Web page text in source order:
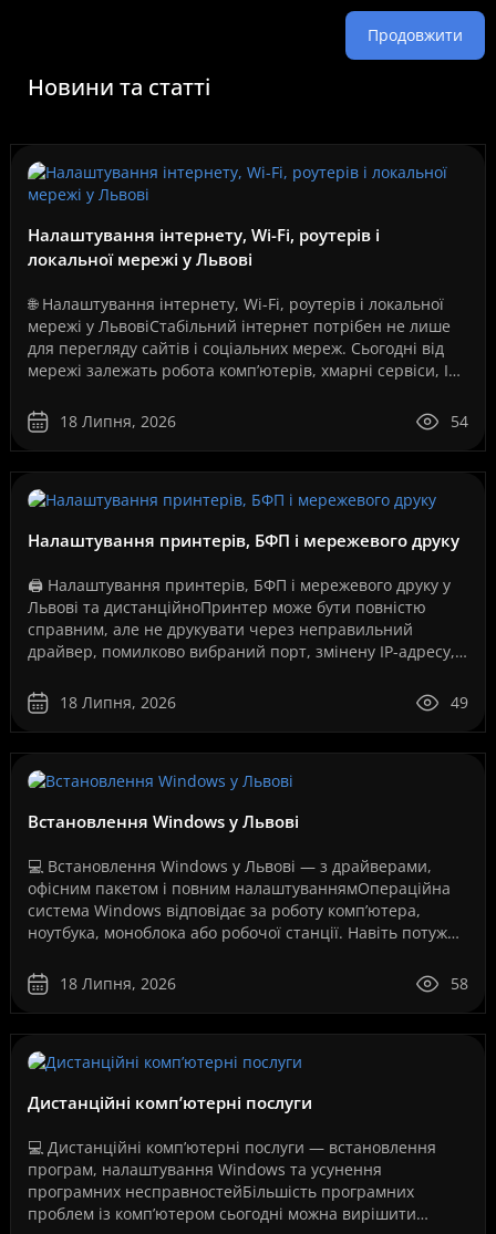
Продовжити
Новини та статті
Налаштування інтернету, Wi-Fi, роутерів і
локальної мережі у Львові
🌐 Налаштування інтернету, Wi-Fi, роутерів і локальної
мережі у ЛьвовіСтабільний інтернет потрібен не лише
для перегляду сайтів і соціальних мереж. Сьогодні від
мережі залежать робота комп’ютерів, хмарні сервіси, IP-
18 Липня, 2026
54
Налаштування принтерів, БФП і мережевого друку
🖨️ Налаштування принтерів, БФП і мережевого друку у
Львові та дистанційноПринтер може бути повністю
справним, але не друкувати через неправильний
драйвер, помилково вибраний порт, змінену IP-адресу,
18 Липня, 2026
49
Встановлення Windows у Львові
💻 Встановлення Windows у Львові — з драйверами,
офісним пакетом і повним налаштуваннямОпераційна
система Windows відповідає за роботу комп’ютера,
ноутбука, моноблока або робочої станції. Навіть потужне
18 Липня, 2026
58
Дистанційні комп’ютерні послуги
💻 Дистанційні комп’ютерні послуги — встановлення
програм, налаштування Windows та усунення
програмних несправностейБільшість програмних
проблем із комп’ютером сьогодні можна вирішити